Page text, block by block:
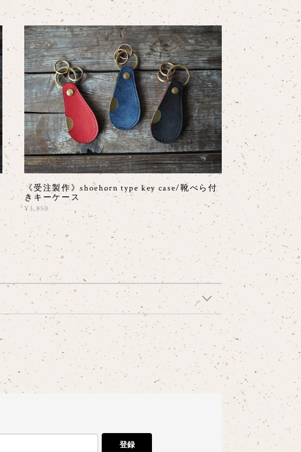
《受注製作》shoehorn type key case/靴べら付
きキーケース
¥3,850
登録